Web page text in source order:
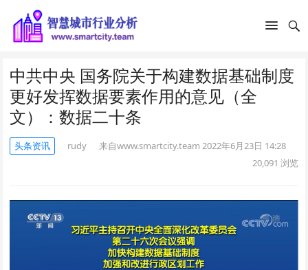
中共中央 国务院关于构建数据基础制度
更好发挥数据要素作用的意见（全
文）：数据二十条
头条资讯 rudy 来自www.smartcity.team 2022年6月23日 14:28
20,091 浏览